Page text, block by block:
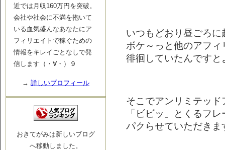
いつもどおり昼ごろに
ボケ～っと他のアフ
徘徊していたんですと
そこでアンリミテッ
「ビビッ」とくるフ
パクらせていただきま
近では月収160万円を突破。
会社や社会に不満を抱いて
いる血気盛んなあなたにア
フィリエイトで稼ぐための
情報をキレイごとなしで発
信します（・∀・）９
→ 詳しいプロフィール
おきてがみは新しいブログ
へ移動しました。